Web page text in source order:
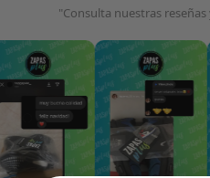
"Consulta nuestras